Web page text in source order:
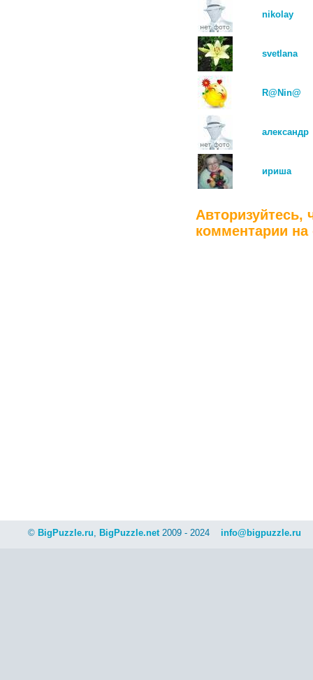
nikolay
svetlana
R@Nin@
александр
ириша
Авторизуйтесь,
комментарии на
© BigPuzzle.ru, BigPuzzle.net2009 - 2024 info@bigpuzzle.ru